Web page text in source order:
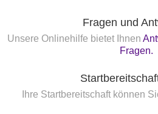
Fragen und
Unsere Onlinehilfe bietet Ihnen
Fragen.
Ihre Startbereitschaft können